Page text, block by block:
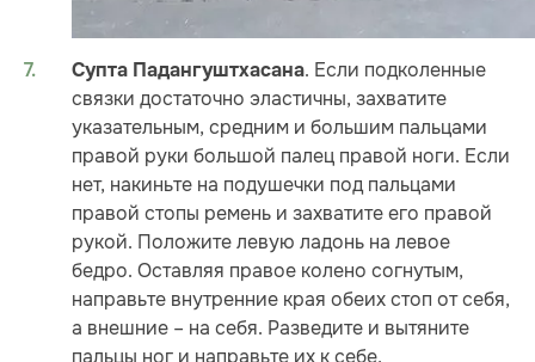
Супта Падангуштхасана. Если подколенные
связки достаточно эластичны, захватите
указательным, средним и большим пальцами
правой руки большой палец правой ноги. Если
нет, накиньте на подушечки под пальцами
правой стопы ремень и захватите его правой
рукой. Положите левую ладонь на левое
бедро. Оставляя правое колено согнутым,
направьте внутренние края обеих стоп от себя,
а внешние – на себя. Разведите и вытяните
пальцы ног и направьте их к себе,